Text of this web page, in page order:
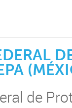
de